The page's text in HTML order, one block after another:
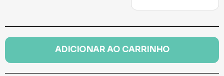
ADICIONAR AO CARRINHO